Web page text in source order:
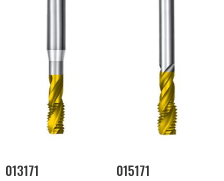
013171 015171